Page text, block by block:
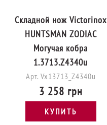
Складной нож Victorinox
HUNTSMAN ZODIAC
Могучая кобра
1.3713.Z4340u
Арт. Vx13713_Z4340u
3 258 грн
КУПИТЬ